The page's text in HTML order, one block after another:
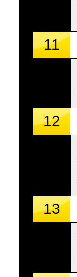
11
12
13